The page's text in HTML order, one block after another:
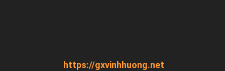
https://gxvinhhuong.net